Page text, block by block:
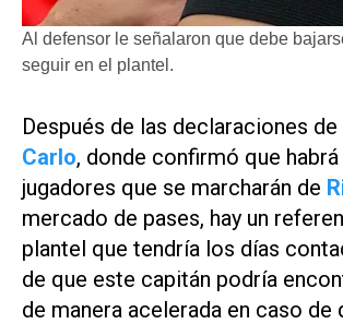
Al defensor le señalaron que debe
seguir en el plantel.
Después de las declaraciones de
Carlo, donde confirmó que
jugadores que se marcharán de
mercado de pases, hay un
plantel que tendría los días
de que este capitán podría
de manera acelerada en caso de